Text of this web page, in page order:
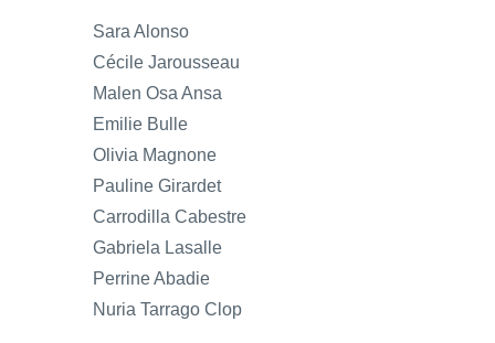
Sara Alonso
Cécile Jarousseau
Malen Osa Ansa
Emilie Bulle
Olivia Magnone
Pauline Girardet
Carrodilla Cabestre
Gabriela Lasalle
Perrine Abadie
Nuria Tarrago Clop